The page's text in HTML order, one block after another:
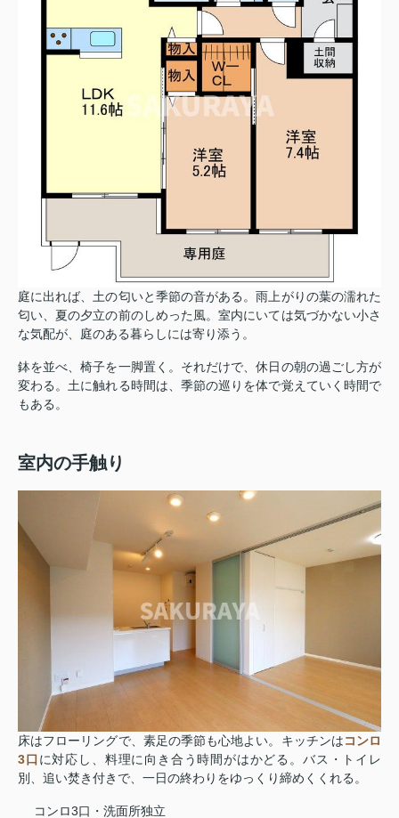
庭に出れば、土の匂いと季節の音がある。雨上がりの葉の濡れた
匂い、夏の夕立の前のしめった風。室内にいては気づかない小さ
な気配が、庭のある暮らしには寄り添う。
鉢を並べ、椅子を一脚置く。それだけで、休日の朝の過ごし方が
変わる。土に触れる時間は、季節の巡りを体で覚えていく時間で
もある。
室内の手触り
床はフローリングで、素足の季節も心地よい。キッチンはコンロ
3口 に対応し、料理に向き合う時間がはかどる。バス・トイレ
別、追い焚き付きで、一日の終わりをゆっくり締めくくれる。
コンロ3口・洗面所独立